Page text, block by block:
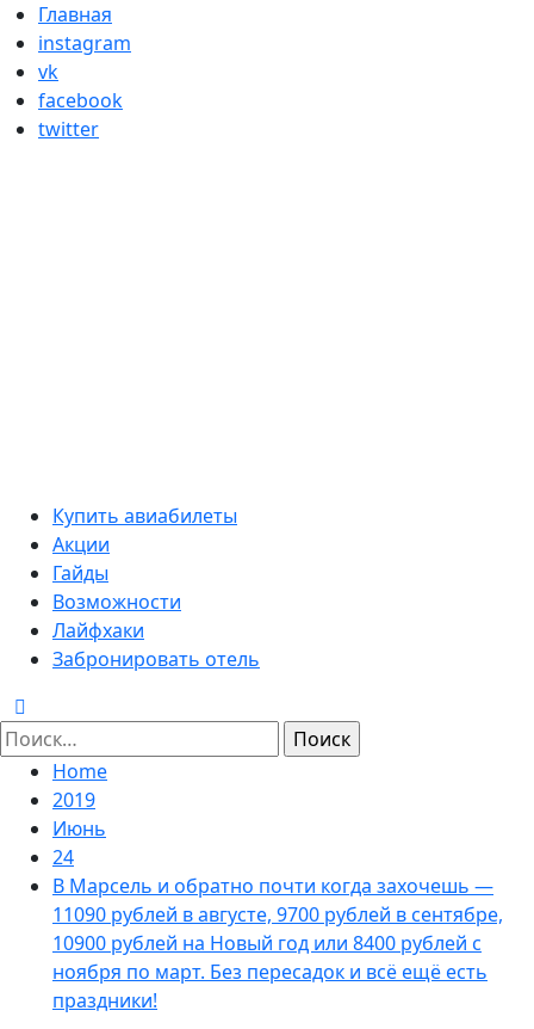
Skip
to
content
Главная
instagram
vk
facebook
twitter
Primary
Menu
Купить авиабилеты
Акции
Гайды
Возможности
Лайфхаки
Забронировать отель
Найти:
Home
2019
Июнь
24
В Марсель и обратно почти когда захочешь —
11090 рублей в августе, 9700 рублей в сентябре,
10900 рублей на Новый год или 8400 рублей с
ноября по март. Без пересадок и всё ещё есть
праздники!